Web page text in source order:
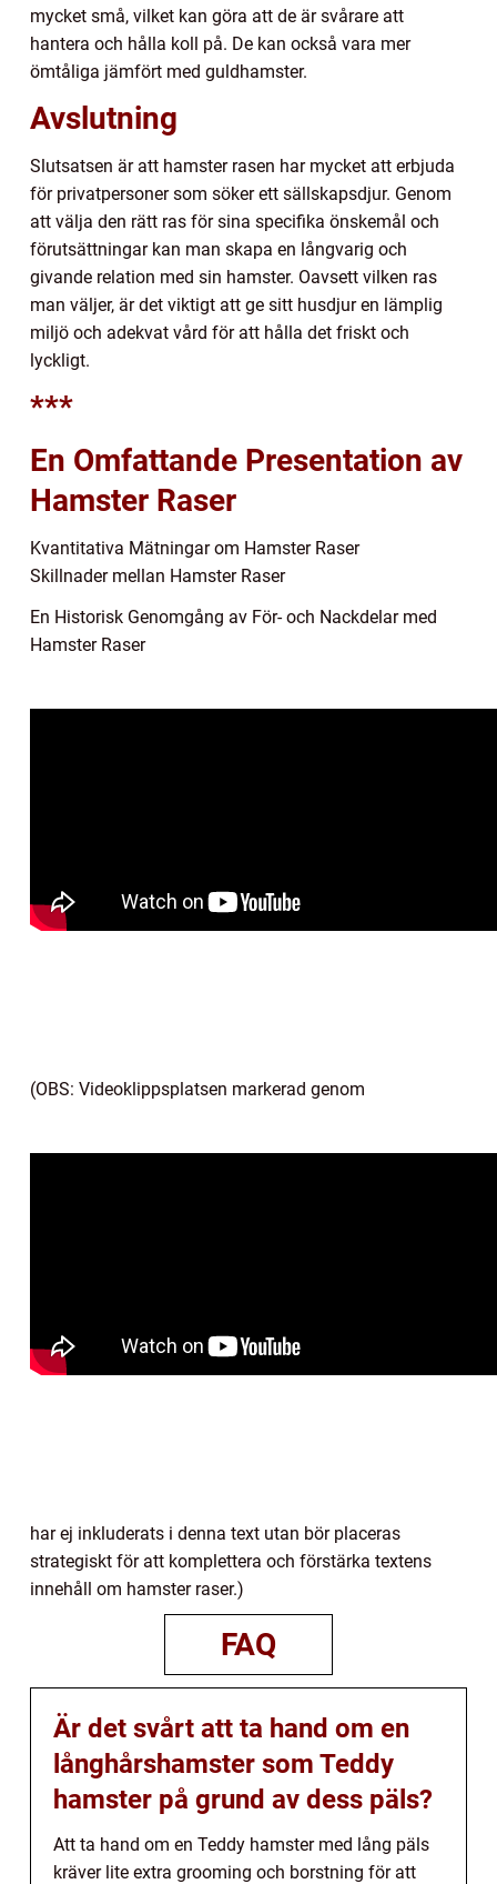
mycket små, vilket kan göra att de är svårare att
hantera och hålla koll på. De kan också vara mer
ömtåliga jämfört med guldhamster.
Avslutning
Slutsatsen är att hamster rasen har mycket att erbjuda
för privatpersoner som söker ett sällskapsdjur. Genom
att välja den rätt ras för sina specifika önskemål och
förutsättningar kan man skapa en långvarig och
givande relation med sin hamster. Oavsett vilken ras
man väljer, är det viktigt att ge sitt husdjur en lämplig
miljö och adekvat vård för att hålla det friskt och
lyckligt.
***
En Omfattande Presentation av
Hamster Raser
Kvantitativa Mätningar om Hamster Raser
Skillnader mellan Hamster Raser
En Historisk Genomgång av För- och Nackdelar med
Hamster Raser
(OBS: Videoklippsplatsen markerad genom
har ej inkluderats i denna text utan bör placeras
strategiskt för att komplettera och förstärka textens
innehåll om hamster raser.)
FAQ
Är det svårt att ta hand om en
långhårshamster som Teddy
hamster på grund av dess päls?
Att ta hand om en Teddy hamster med lång päls
kräver lite extra grooming och borstning för att